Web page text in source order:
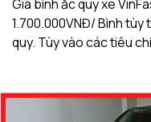
Giá bình ắc quy xe
1.700.000VNĐ/ Bình
quy. Tùy vào các tiêu